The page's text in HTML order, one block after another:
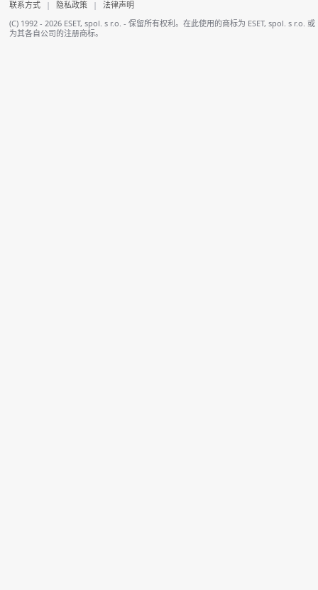
联系方式 | 隐私政策 |
法律声明
(C) 1992 - 2026 ESET, spol. s r.o. - 保留所有权利。在此使用的商标为 ESET, spol. s r.o.
为其各自公司的注册商标。